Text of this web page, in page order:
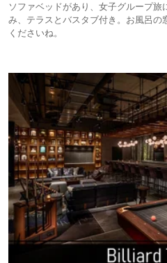
ソファベッドがあり、女子グループ
み、テラスとバスタブ付き。お風呂の
くださいね。